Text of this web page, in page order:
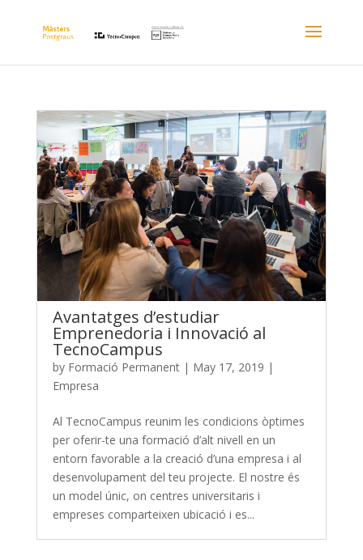
Avantatges d’estudiar
Emprenedoria i Innovació al
TecnoCampus
by Formació Permanent| May 17, 2019 |
Empresa
Al TecnoCampus reunim les condicions òptimes
per oferir-te una formació d’alt nivell en un
entorn favorable a la creació d’una empresa i al
desenvolupament del teu projecte. El nostre és
un model únic, on centres universitaris i
empreses comparteixen ubicació i es...